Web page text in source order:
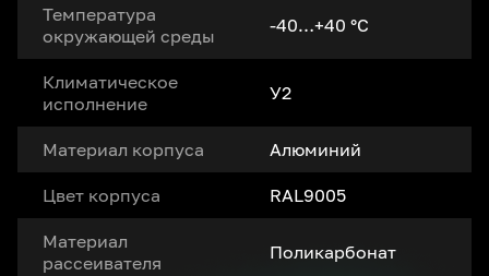
Температура
окружающей среды
-40…+40 °С
Климатическое
исполнение
У2
Материал корпуса Алюминий
Цвет корпуса RAL9005
Материал
рассеивателя
Поликарбонат